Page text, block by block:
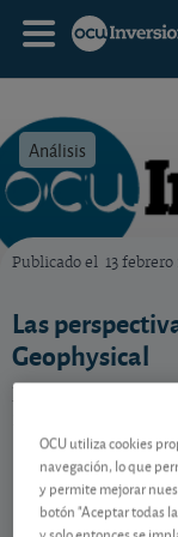
Análisis
Publicado el 13 febrero
Las
Geophysical
El especialista
OCU utiliza cookies
navegación, lo que
y permite mejorar
botón "Aceptar todas